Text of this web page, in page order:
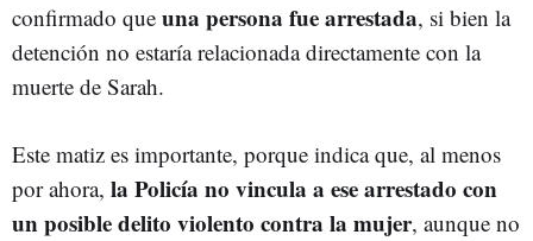
confirmado que una persona fue arrestada, si bien la
detención no estaría relacionada directamente con la
muerte de Sarah.
Este matiz es importante, porque indica que, al menos
por ahora, la Policía no vincula a ese arrestado con
un posible delito violento contra la mujer, aunque no